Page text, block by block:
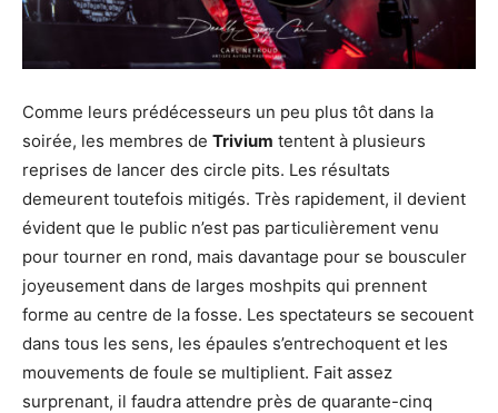
Comme leurs prédécesseurs un peu plus tôt dans la
soirée, les membres de Trivium tentent à plusieurs
reprises de lancer des circle pits. Les résultats
demeurent toutefois mitigés. Très rapidement, il devient
évident que le public n’est pas particulièrement venu
pour tourner en rond, mais davantage pour se bousculer
joyeusement dans de larges moshpits qui prennent
forme au centre de la fosse. Les spectateurs se secouent
dans tous les sens, les épaules s’entrechoquent et les
mouvements de foule se multiplient. Fait assez
surprenant, il faudra attendre près de quarante-cinq